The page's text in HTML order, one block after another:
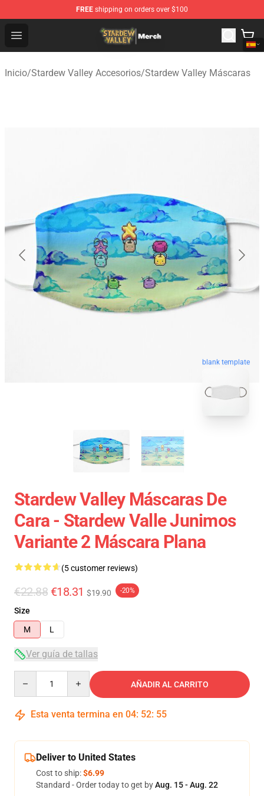
FREE shipping on orders over $100
Open menu
Stardew Valley Store - Official Stardew Valley
Inicio/Stardew Valley Accesorios/Stardew Valley Máscaras
blank template
Stardew Valley Máscaras De
Cara - Stardew Valle Junimos
Variante 2 Máscara Plana
(5 customer reviews)
€22.88 €18.31 $19.90 -20%
Size
M
L
Ver guía de tallas
AÑADIR AL CARRITO
Esta venta termina en 04: 52: 54
Deliver to United States
Cost to ship:$6.99
Standard - Order today to get byAug. 15 - Aug. 22